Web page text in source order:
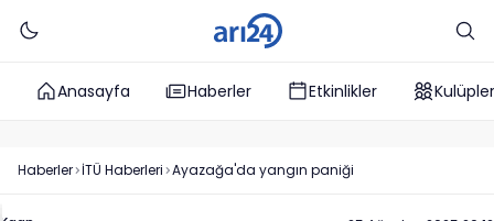
Anasayfa Haberler Etkinlikler Kulüpler
Haberler İTÜ Haberleri Ayazağa'da yangın paniği